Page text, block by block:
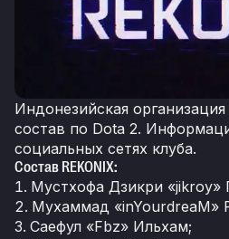
Индонезийская организация
состав по Dota 2.
социальных сетях клуба.
Состав REKONIX:
Мустхофа Дзикри «jikroy»
Мухаммад «inYourdreaM»
Саефул «Fbz» Ильхам;